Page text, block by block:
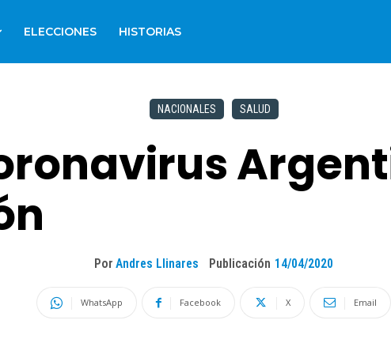
ELECCIONES HISTORIAS
NACIONALES SALUD
Por Andres Llinares Publicación 14/04/2020
WhatsApp Facebook X Email